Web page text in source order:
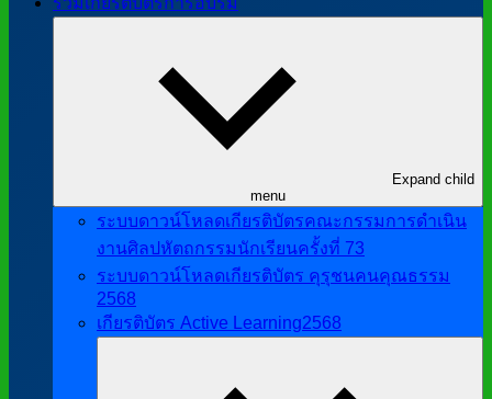
Expand child
menu
ระบบดาวน์โหลดเกียรติบัตรคณะกรรมการดำเนิน
งานศิลปหัตถกรรมนักเรียนครั้งที่ 73
ระบบดาวน์โหลดเกียรติบัตร คุรุชนคนคุณธรรม
2568
เกียรติบัตร Active Learning2568